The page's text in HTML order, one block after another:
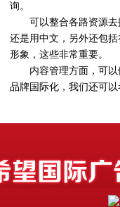
询。
可以整合各路资源
还是用中文，另外还包
形象，这些非常重要。
内容管理方面，可
品牌国际化，我们还可